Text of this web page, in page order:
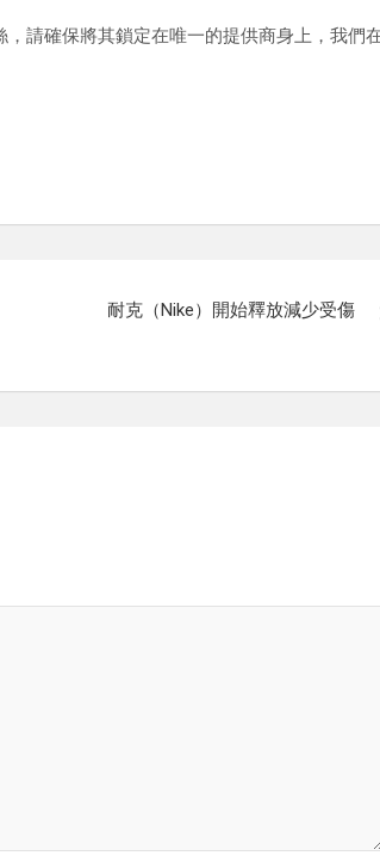
請確保將其鎖定在唯一的提供商身上，我們
耐克（Nike）開始釋放減少受傷